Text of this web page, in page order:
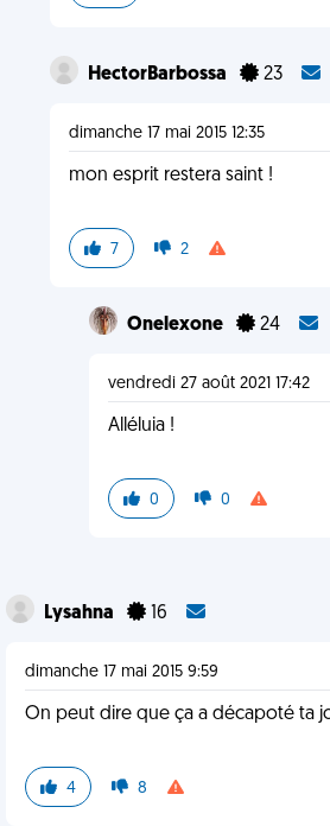
HectorBarbossa 23
dimanche 17 mai 2015 12:35
mon esprit restera saint !
7 2
Onelexone 24
vendredi 27 août 2021 17:42
Alléluia !
0 0
Lysahna 16
dimanche 17 mai 2015 9:59
On peut dire que ça a décapoté ta
4 8